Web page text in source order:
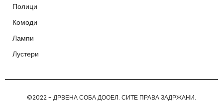
Полици
Комоди
Лампи
Лустери
©2022 - ДРВЕНА СОБА ДООЕЛ. СИТЕ ПРАВА ЗАДРЖАНИ.